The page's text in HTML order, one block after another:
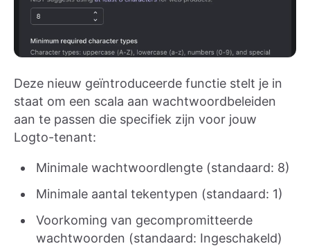
Deze nieuw geïntroduceerde functie stelt je in
staat om een scala aan wachtwoordbeleiden
aan te passen die specifiek zijn voor jouw
Logto-tenant:
Minimale wachtwoordlengte (standaard: 8)
Minimale aantal tekentypen (standaard: 1)
Voorkoming van gecompromitteerde
wachtwoorden (standaard: Ingeschakeld)